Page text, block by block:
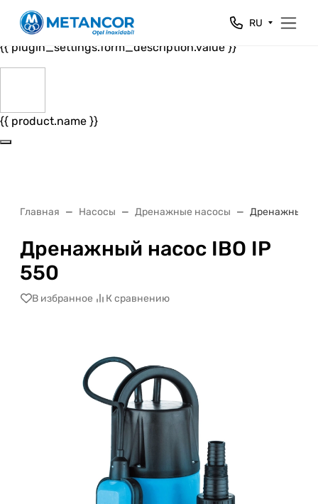
Close
{{ plugin_settings.form_header.value }}
{{ plugin_settings.form_description.value }}
{{ product.name }}
RU
Главная Насосы Дренажные насосы Дренажный
Дренажный насос IBO IP
550
В избранное К сравнению